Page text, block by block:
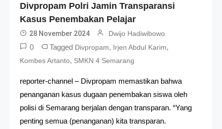
Divpropam Polri Jamin Transparansi
Kasus Penembakan Pelajar
28 November 2024 Dwijo Hadiwibowo
0 Tagged Divpropam, Irjen Abdul Karim,
Kombes Artanto, SMKN 4 Semarang
reporter-channel – Divpropam memastikan bahwa
penanganan kasus dugaan penembakan siswa oleh
polisi di Semarang berjalan dengan transparan. “Yang
penting semua (penanganan) kita transparan.